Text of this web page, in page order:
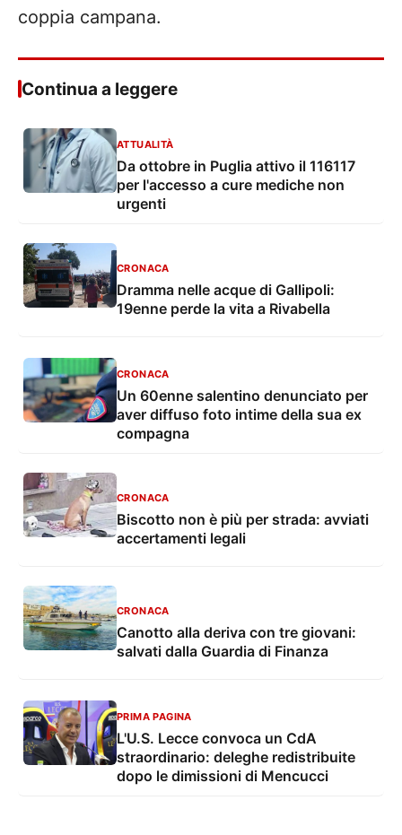
coppia campana.
Continua a leggere
ATTUALITÀ
Da ottobre in Puglia attivo il 116117
per l'accesso a cure mediche non
urgenti
CRONACA
Dramma nelle acque di Gallipoli:
19enne perde la vita a Rivabella
CRONACA
Un 60enne salentino denunciato per
aver diffuso foto intime della sua ex
compagna
CRONACA
Biscotto non è più per strada: avviati
accertamenti legali
CRONACA
Canotto alla deriva con tre giovani:
salvati dalla Guardia di Finanza
PRIMA PAGINA
L'U.S. Lecce convoca un CdA
straordinario: deleghe redistribuite
dopo le dimissioni di Mencucci